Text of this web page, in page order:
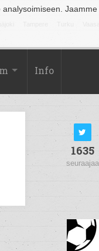
Info
1635
seuraajaa